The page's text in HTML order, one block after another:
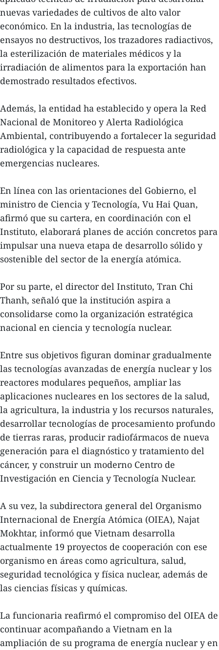
nuevas variedades de cultivos de alto valor
económico. En la industria, las tecnologías de
ensayos no destructivos, los trazadores radiactivos,
la esterilización de materiales médicos y la
irradiación de alimentos para la exportación han
demostrado resultados efectivos.
Además, la entidad ha establecido y opera la Red
Nacional de Monitoreo y Alerta Radiológica
Ambiental, contribuyendo a fortalecer la seguridad
radiológica y la capacidad de respuesta ante
emergencias nucleares.
En línea con las orientaciones del Gobierno, el
ministro de Ciencia y Tecnología, Vu Hai Quan,
afirmó que su cartera, en coordinación con el
Instituto, elaborará planes de acción concretos para
impulsar una nueva etapa de desarrollo sólido y
sostenible del sector de la energía atómica.
Por su parte, el director del Instituto, Tran Chi
Thanh, señaló que la institución aspira a
consolidarse como la organización estratégica
nacional en ciencia y tecnología nuclear.
Entre sus objetivos figuran dominar gradualmente
las tecnologías avanzadas de energía nuclear y los
reactores modulares pequeños, ampliar las
aplicaciones nucleares en los sectores de la salud,
la agricultura, la industria y los recursos naturales,
desarrollar tecnologías de procesamiento profundo
de tierras raras, producir radiofármacos de nueva
generación para el diagnóstico y tratamiento del
cáncer, y construir un moderno Centro de
Investigación en Ciencia y Tecnología Nuclear.
A su vez, la subdirectora general del Organismo
Internacional de Energía Atómica (OIEA), Najat
Mokhtar, informó que Vietnam desarrolla
actualmente 19 proyectos de cooperación con ese
organismo en áreas como agricultura, salud,
seguridad tecnológica y física nuclear, además de
las ciencias físicas y químicas.
La funcionaria reafirmó el compromiso del OIEA de
continuar acompañando a Vietnam en la
ampliación de su programa de energía nuclear y en